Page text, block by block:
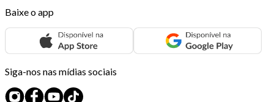
Baixe o app
Siga-nos nas mídias sociais